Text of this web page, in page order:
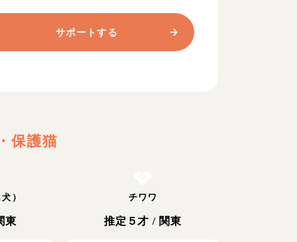
サポートする
保護猫
）
東
チワワ
推定５才 / 関東